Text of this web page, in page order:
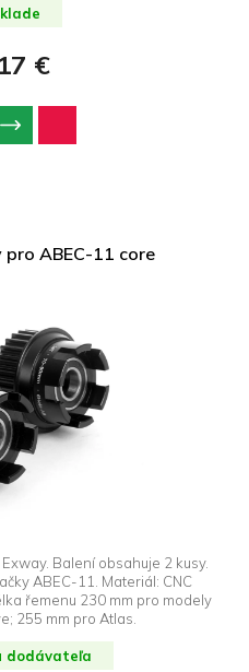
€
ABEC-11 core
Balení obsahuje 2 kusy.
ABEC-11. Materiál: CNC
řemenu 230 mm pro modely
255 mm pro Atlas.
dodávateľa